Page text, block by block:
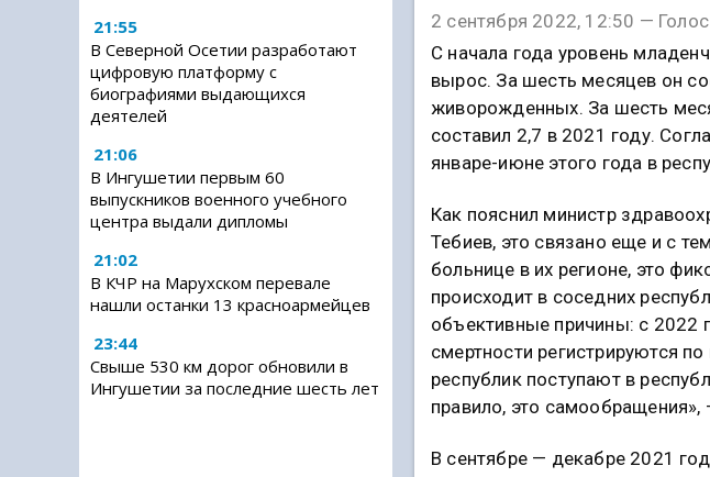
21:55
В Северной Осетии разработают
цифровую платформу с
биографиями выдающихся
деятелей
21:06
В Ингушетии первым 60
выпускников военного учебного
центра выдали дипломы
21:02
В КЧР на Марухском перевале
нашли останки 13 красноармейцев
23:44
Свыше 530 км дорог обновили в
Ингушетии за последние шесть лет
2 сентября 2022, 12:50 —
С начала года уровень
вырос. За шесть месяцев он
живорожденных. За шесть
составил 2,7 в 2021 году.
январе-июне этого года в
Как пояснил министр
Тебиев, это связано еще и с
больнице в их регионе, это
происходит в соседних
объективные причины: с 2022
смертности регистрируются
республик поступают в
правило, это самообращения»,
В сентябре — декабре 2021